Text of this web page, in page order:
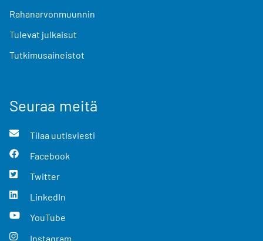
Rahanarvonmuunnin
Tulevat julkaisut
Tutkimusaineistot
Seuraa meitä
Tilaa uutisviesti
Facebook
Twitter
LinkedIn
YouTube
Instagram